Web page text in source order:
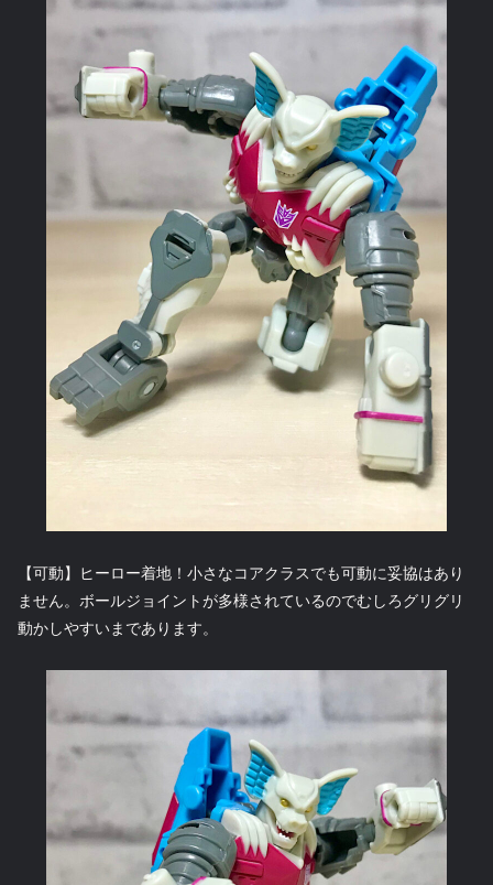
【可動】ヒーロー着地！小さなコアクラスでも可動に妥協はあり
ません。ボールジョイントが多様されているのでむしろグリグリ
動かしやすいまであります。